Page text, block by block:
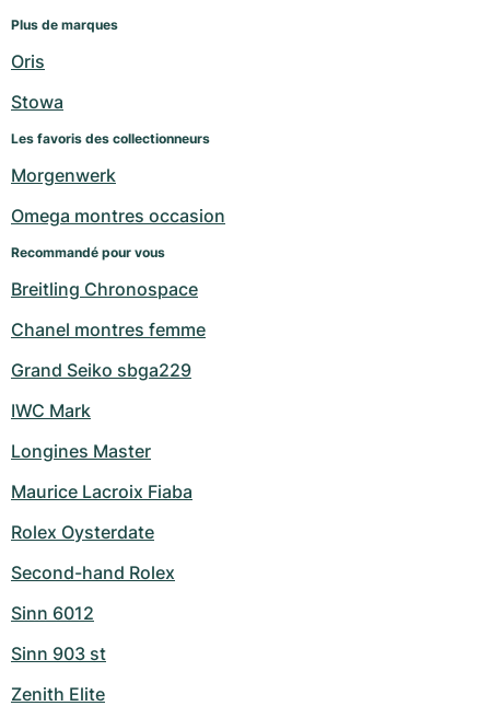
Plus de marques
Oris
Stowa
Les favoris des collectionneurs
Morgenwerk
Omega montres occasion
Recommandé pour vous
Breitling Chronospace
Chanel montres femme
Grand Seiko sbga229
IWC Mark
Longines Master
Maurice Lacroix Fiaba
Rolex Oysterdate
Second-hand Rolex
Sinn 6012
Sinn 903 st
Zenith Elite